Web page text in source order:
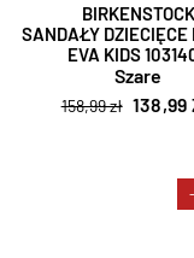
BIRKENSTOCK
SANDAŁY DZIECIĘCE
EVA KIDS
Szare
158,99 zł 138,99